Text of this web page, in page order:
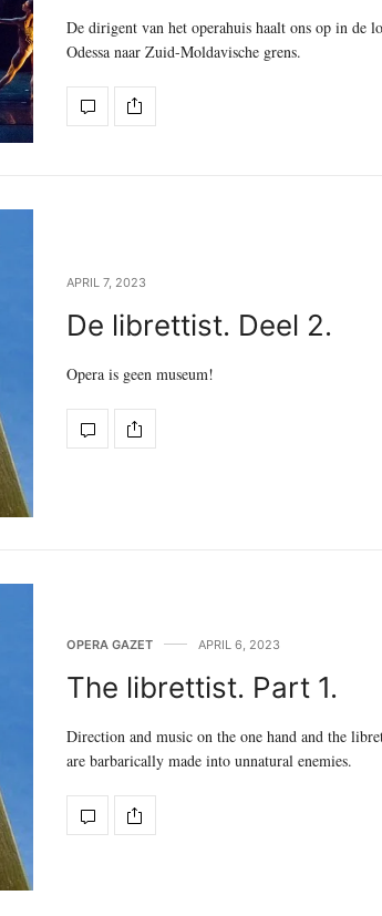
De dirigent van het operahuis haalt ons op in de
Odessa naar Zuid-Moldavische grens.
APRIL 7, 2023
De librettist. Deel 2.
Opera is geen museum!
OPERA GAZET APRIL 6, 2023
The librettist. Part 1.
Direction and music on the one hand and the
are barbarically made into unnatural enemies.